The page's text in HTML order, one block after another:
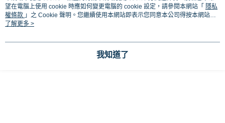
本分類熱銷
望在電腦上使用 cookie 時應如何變更電腦的 cookie 設定，請參閱本網站「 隱私
權條款 」之 Cookie 聲明。您繼續使用本網站即表示您同意本公司得按本網站使
用條款之 Cookie 聲明使用 cookie。
了解更多 >
我知道了